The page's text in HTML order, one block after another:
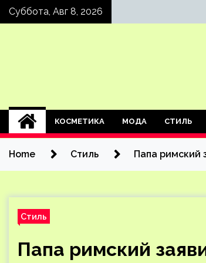
SkipСуббота, Авг 8, 2026
КОСМЕТИКА МОДА СТИЛЬ
Home Стиль Папа римский
Стиль
Папа римский